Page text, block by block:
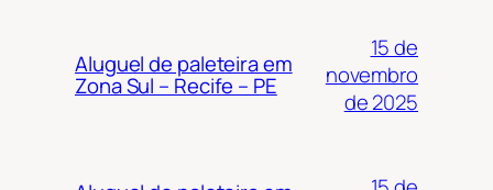
Aluguel de paleteira em
Zona Sul – Recife – PE
15 de
novembro
de 2025